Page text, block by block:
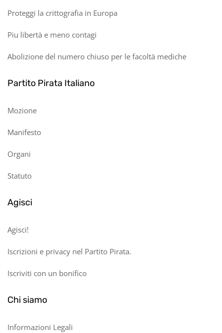
Proteggi la crittografia in Europa
Piu libertà e meno contagi
Abolizione del numero chiuso per le facoltà mediche
Partito Pirata Italiano
Mozione
Manifesto
Organi
Statuto
Agisci
Agisci!
Iscrizioni e privacy nel Partito Pirata.
Iscriviti con un bonifico
Chi siamo
Informazioni Legali